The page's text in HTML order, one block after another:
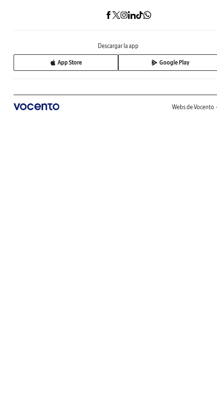
Descargar la app
App Store Google Play
Webs de Vocento